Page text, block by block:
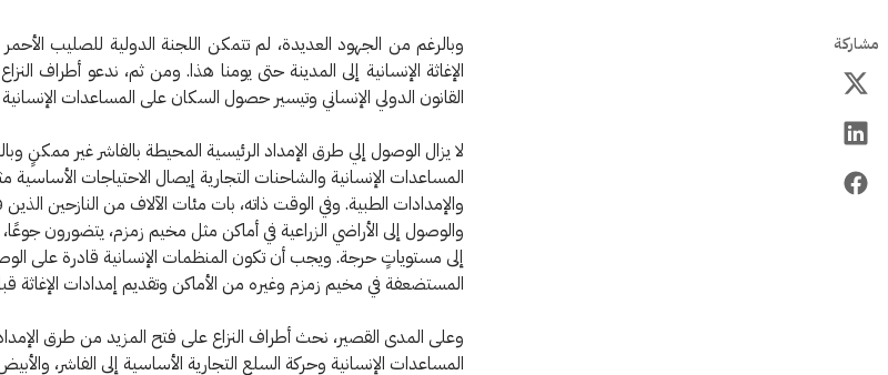
مشاركة
وبالرغم من الجهود العديدة، لم تتمكن اللجنة الدولية للصليب
الإغاثة الإنسانية إلى المدينة حتى يومنا هذا. ومن ثم، ندعو أطراف
القانون الدولي الإنساني وتيسير حصول السكان على المساعدات
لا يزال الوصول إلي طرق الإمداد الرئيسية المحيطة بالفاشر غير ممكنٍ
المساعدات الإنسانية والشاحنات التجارية إيصال الاحتياجات الأساسية
والإمدادات الطبية. وفي الوقت ذاته، بات مئات الآلاف من النازحين
والوصول إلى الأراضي الزراعية في أماكن مثل مخيم زمزم، يتضورون
إلى مستوياتٍ حرجة. ويجب أن تكون المنظمات الإنسانية قادرة على
المستضعفة في مخيم زمزم وغيره من الأماكن وتقديم إمدادات الإغاثة
وعلى المدى القصير، نحث أطراف النزاع على فتح المزيد من طرق
المساعدات الإنسانية وحركة السلع التجارية الأساسية إلى الفاشر،